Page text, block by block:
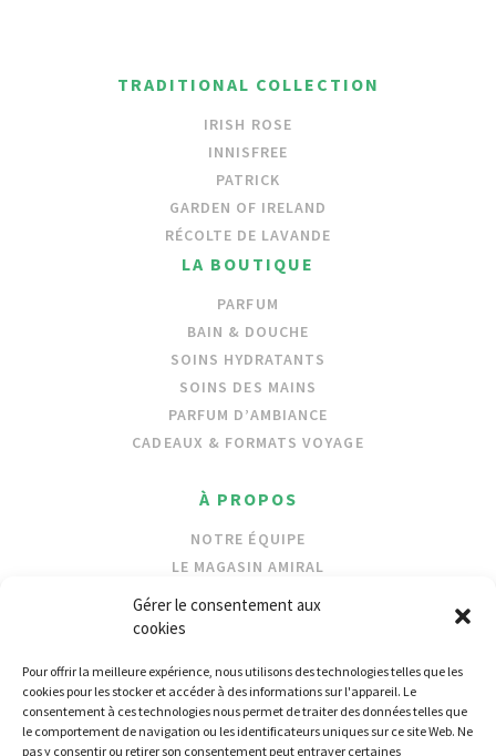
Gérer le consentement aux
cookies
Pour offrir la meilleure expérience, nous utilisons des technologies telles que les
cookies pour les stocker et accéder à des informations sur l'appareil. Le
consentement à ces technologies nous permet de traiter des données telles que
le comportement de navigation ou les identificateurs uniques sur ce site Web. Ne
pas y consentir ou retirer son consentement peut entraver certaines
TRADITIONAL COLLECTION
IRISH ROSE
INNISFREE
PATRICK
GARDEN OF IRELAND
RÉCOLTE DE LAVANDE
LA BOUTIQUE
PARFUM
BAIN & DOUCHE
SOINS HYDRATANTS
SOINS DES MAINS
PARFUM D’AMBIANCE
CADEAUX & FORMATS VOYAGE
À PROPOS
NOTRE ÉQUIPE
LE MAGASIN AMIRAL
NOS INGRÉDIENTS
PROTECTION DES OCÉANS
REVENDEURS
LOCALISATEUR DE MAGASIN
COMMERCE DE GROS